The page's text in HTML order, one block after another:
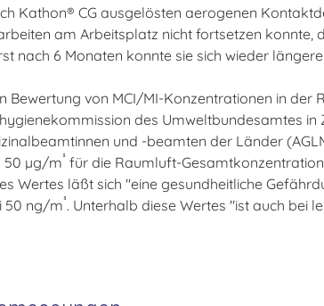
Kathon® CG ausgelösten aerogenen
am Arbeitsplatz nicht fortsetzen
nach 6 Monaten konnte sie sich wieder
Bewertung von MCI/MI-Konzentrationen in der
des Umweltbundesamtes
und -beamten der Länder
50 µg/m³ für die Raumluft-
Wertes läßt sich "eine gesundheitliche
50 ng/m³. Unterhalb diese Wertes "ist auch bei